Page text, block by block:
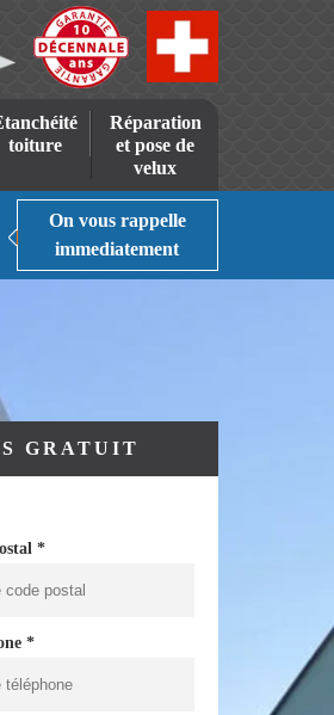
toiture
Réparation
et pose de
velux
On vous rappelle
immediatement
GRATUIT
*
*